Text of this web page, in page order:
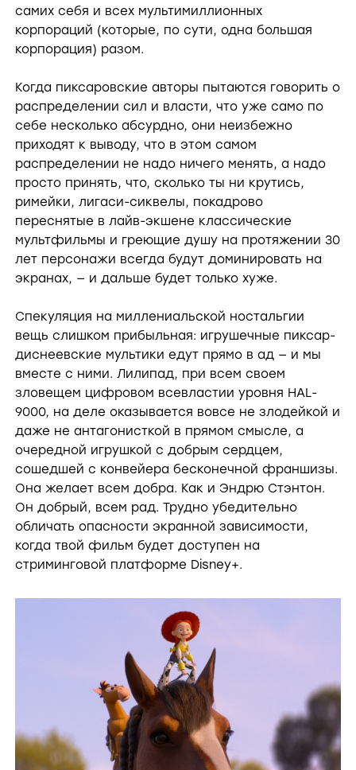
самих себя и всех мультимиллионных
корпораций (которые, по сути, одна большая
корпорация) разом.
Когда пиксаровские авторы пытаются говорить о
распределении сил и власти, что уже само по
себе несколько абсурдно, они неизбежно
приходят к выводу, что в этом самом
распределении не надо ничего менять, а надо
просто принять, что, сколько ты ни крутись,
римейки, лигаси-сиквелы, покадрово
переснятые в лайв-экшене классические
мультфильмы и греющие душу на протяжении 30
лет персонажи всегда будут доминировать на
экранах, — и дальше будет только хуже.
Спекуляция на миллениальской ностальгии
вещь слишком прибыльная: игрушечные пиксар-
диснеевские мультики едут прямо в ад — и мы
вместе с ними. Лилипад, при всем своем
зловещем цифровом всевластии уровня HAL-
9000, на деле оказывается вовсе не злодейкой и
даже не антагонисткой в прямом смысле, а
очередной игрушкой с добрым сердцем,
сошедшей с конвейера бесконечной франшизы.
Она желает всем добра. Как и Эндрю Стэнтон.
Он добрый, всем рад. Трудно убедительно
обличать опасности экранной зависимости,
когда твой фильм будет доступен на
стриминговой платформе Disney+.